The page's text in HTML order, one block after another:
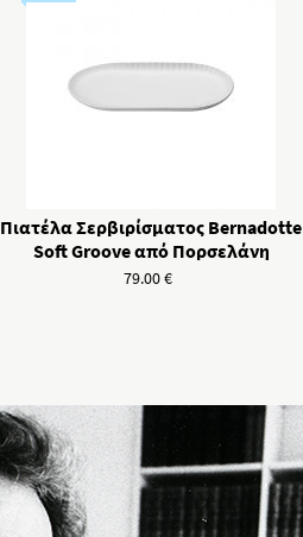
Πιατέλα Σερβιρίσματος Bernadotte
Soft Groove από Πορσελάνη
79.00€